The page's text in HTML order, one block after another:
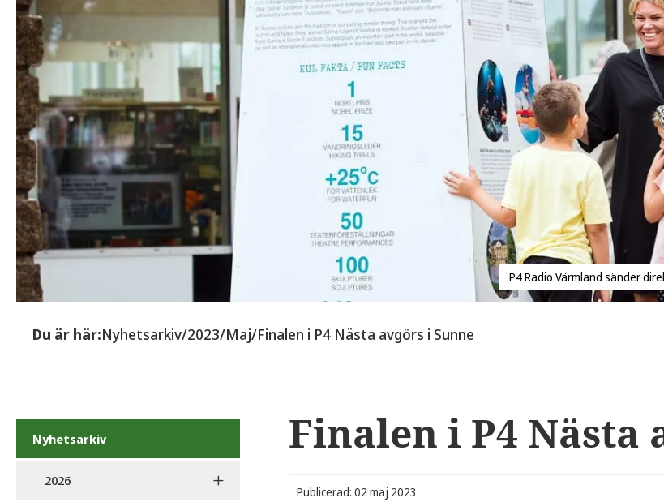
P4 Radio Värmland sänder
Du är här:Nyhetsarkiv/2023/Maj/Finalen i P4 Nästa avgörs i Sunne
Nyhetsarkiv
2026
Finalen i P4 Nästa
Publicerad: 02 maj 2023